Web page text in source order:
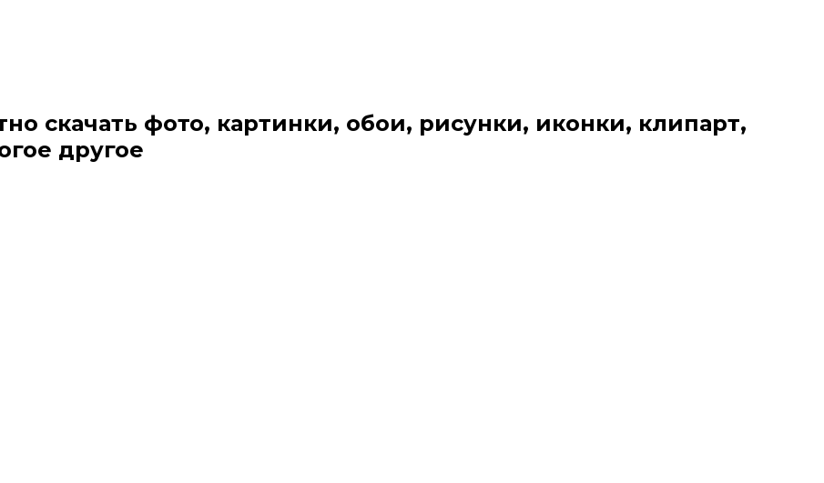
скачать фото, картинки, обои, рисунки, иконки, клипарт,
другое